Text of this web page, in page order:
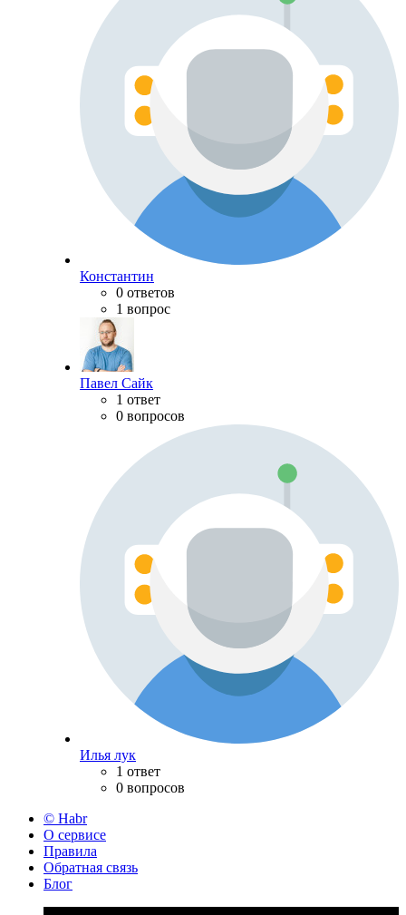
Константин
0 ответов
1 вопрос
Павел Сайк
1 ответ
0 вопросов
Илья лук
1 ответ
0 вопросов
© Habr
О сервисе
Правила
Обратная связь
Блог